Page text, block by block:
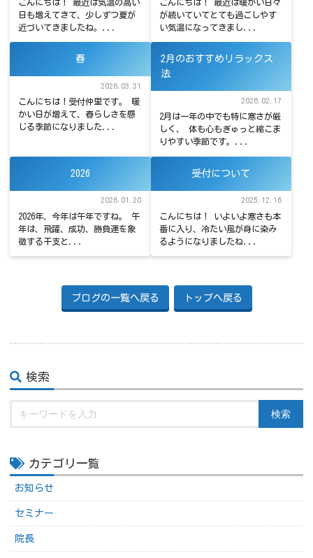
こんにちは！ 最近は気温の高い
日も増えてきて、少しずつ夏が
近づいてきましたね。...
こんにちは！ 最近は暖かい日々
が続いていてとても過ごしやす
い気温になってきまし...
春
2026.03.31
こんにちは！受付仲里です。 暖
かい日が増えて、春らしさを感
じる季節になりました...
2月のおすすめリラックス
法
2026.02.17
2月は一年の中でも特に寒さが厳
しく、 体も心もぎゅっと縮こま
りやすい季節です。...
2026
2026.01.20
2026年、今年は午年ですね。 午
年は、飛躍、成功、勝負運を象
徴する干支と...
受付について
2025.12.16
こんにちは！ いよいよ寒さも本
番に入り、冷たい風が身に染み
るようになりましたね...
ブログの一覧へ戻る トップへ戻る
検索
検索
カテゴリ一覧
お知らせ
セミナー
院長